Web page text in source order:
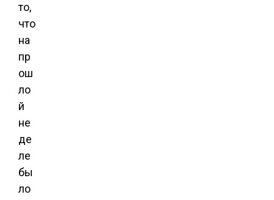
то,
что
на
пр
ош
ло
й
не
де
ле
бы
ло